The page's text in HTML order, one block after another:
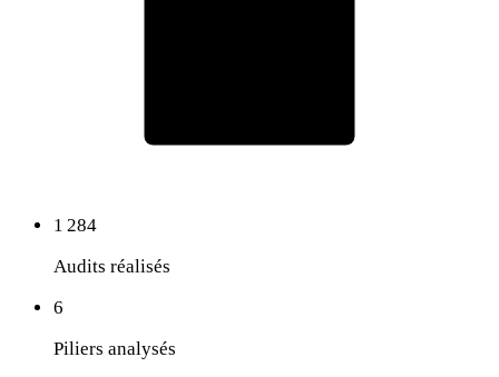
1 284
Audits réalisés
6
Piliers analysés